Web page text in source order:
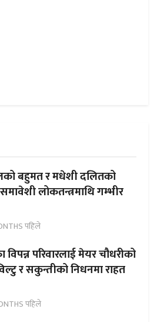
बहुमत र मधेशी दलितको
लोकतन्त्रमाथि गम्भीर
पहिले
परिवारलाई मेयर चौधरीको
र सकुन्तीको निधनमा राहत
पहिले